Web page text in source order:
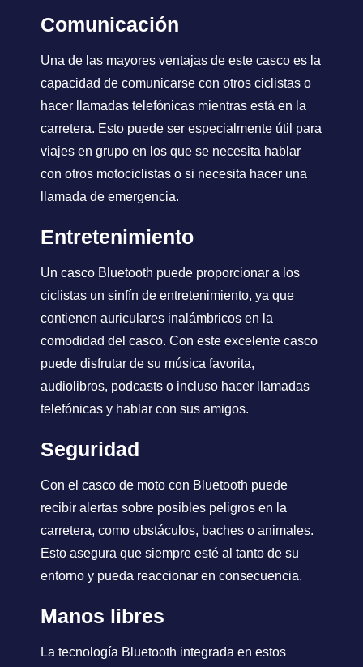
Comunicación
Una de las mayores ventajas de este casco es la
capacidad de comunicarse con otros ciclistas o
hacer llamadas telefónicas mientras está en la
carretera. Esto puede ser especialmente útil para
viajes en grupo en los que se necesita hablar
con otros motociclistas o si necesita hacer una
llamada de emergencia.
Entretenimiento
Un casco Bluetooth puede proporcionar a los
ciclistas un sinfín de entretenimiento, ya que
contienen auriculares inalámbricos en la
comodidad del casco. Con este excelente casco
puede disfrutar de su música favorita,
audiolibros, podcasts o incluso hacer llamadas
telefónicas y hablar con sus amigos.
Seguridad
Con el casco de moto con Bluetooth puede
recibir alertas sobre posibles peligros en la
carretera, como obstáculos, baches o animales.
Esto asegura que siempre esté al tanto de su
entorno y pueda reaccionar en consecuencia.
Manos libres
La tecnología Bluetooth integrada en estos